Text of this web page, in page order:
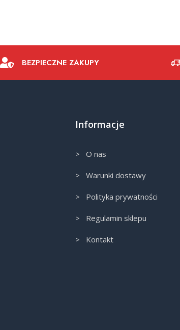
BEZPIECZNE ZAKUPY
Informacje
> O nas
> Warunki dostawy
> Polityka prywatności
> Regulamin sklepu
> Kontakt